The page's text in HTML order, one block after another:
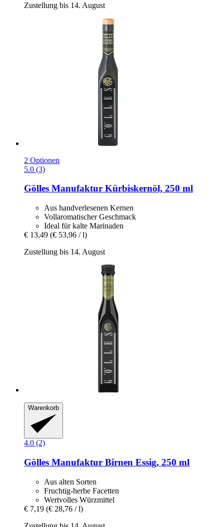
Zustellung bis 14. August
2 Optionen
5.0 (3)
Gölles Manufaktur Kürbiskernöl, 250 ml
Aus handverlesenen Kernen
Vollaromatischer Geschmack
Ideal für kalte Marinaden
€ 13,49 (€ 53,96 / l)
Zustellung bis 14. August
Warenkorb
4.0 (2)
Gölles Manufaktur Birnen Essig, 250 ml
Aus alten Sorten
Fruchtig-herbe Facetten
Wertvolles Würzmittel
€ 7,19 (€ 28,76 / l)